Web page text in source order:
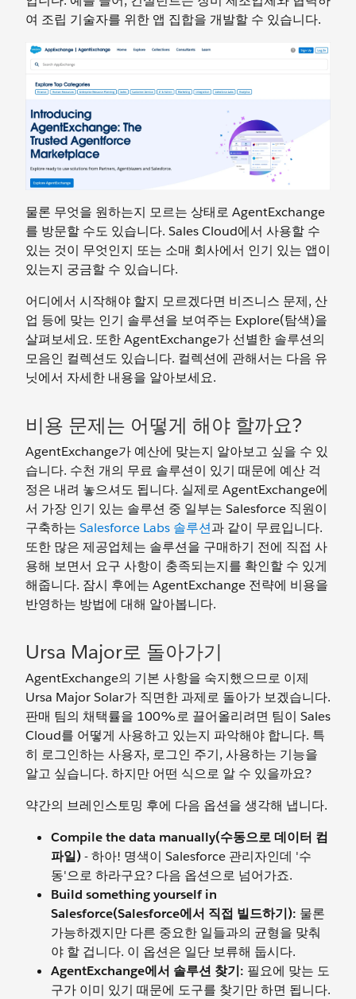
여 조립 기술자를 위한 앱 집합을 개발할 수 있습니다.
물론 무엇을 원하는지 모르는 상태로 AgentExchange
를 방문할 수도 있습니다. Sales Cloud에서 사용할 수
있는 것이 무엇인지 또는 소매 회사에서 인기 있는 앱이
있는지 궁금할 수 있습니다.
어디에서 시작해야 할지 모르겠다면 비즈니스 문제, 산
업 등에 맞는 인기 솔루션을 보여주는 Explore(탐색)을
살펴보세요. 또한 AgentExchange가 선별한 솔루션의
모음인 컬렉션도 있습니다. 컬렉션에 관해서는 다음 유
닛에서 자세한 내용을 알아보세요.
비용 문제는 어떻게 해야 할까요?
AgentExchange가 예산에 맞는지 알아보고 싶을 수 있
습니다. 수천 개의 무료 솔루션이 있기 때문에 예산 걱
정은 내려 놓으셔도 됩니다. 실제로 AgentExchange에
서 가장 인기 있는 솔루션 중 일부는 Salesforce 직원이
구축하는 Salesforce Labs 솔루션과 같이 무료입니다.
또한 많은 제공업체는 솔루션을 구매하기 전에 직접 사
용해 보면서 요구 사항이 충족되는지를 확인할 수 있게
해줍니다. 잠시 후에는 AgentExchange 전략에 비용을
반영하는 방법에 대해 알아봅니다.
Ursa Major로 돌아가기
AgentExchange의 기본 사항을 숙지했으므로 이제
Ursa Major Solar가 직면한 과제로 돌아가 보겠습니다.
판매 팀의 채택률을 100%로 끌어올리려면 팀이 Sales
Cloud를 어떻게 사용하고 있는지 파악해야 합니다. 특
히 로그인하는 사용자, 로그인 주기, 사용하는 기능을
알고 싶습니다. 하지만 어떤 식으로 알 수 있을까요?
약간의 브레인스토밍 후에 다음 옵션을 생각해 냅니다.
Compile the data manually(수동으로 데이터 컴
파일)- 하아! 명색이 Salesforce 관리자인데 '수
동'으로 하라구요? 다음 옵션으로 넘어가죠.
Build something yourself in
Salesforce(Salesforce에서 직접 빌드하기): 물론
가능하겠지만 다른 중요한 일들과의 균형을 맞춰
야 할 겁니다. 이 옵션은 일단 보류해 둡시다.
AgentExchange에서 솔루션 찾기: 필요에 맞는 도
구가 이미 있기 때문에 도구를 찾기만 하면 됩니다.